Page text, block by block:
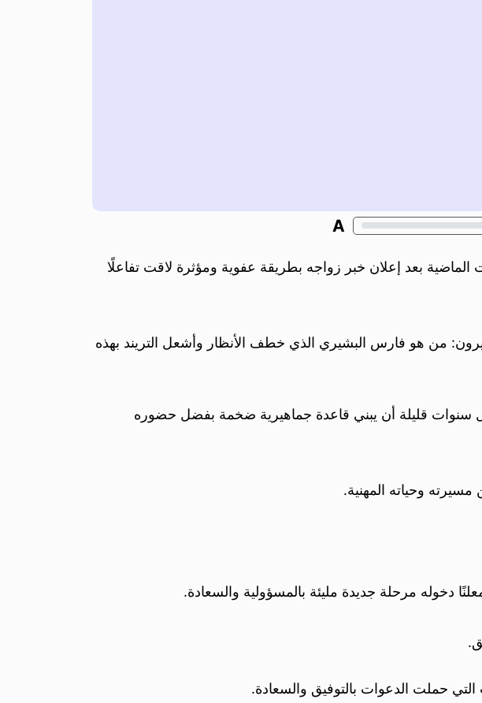
A
بعد إعلان خبر زواجه بطريقة عفوية ومؤثرة لاقت تفاعلًا
من هو فارس البشيري الذي خطف الأنظار وأشعل التريند بهذه
سنوات قليلة أن يبني قاعدة جماهيرية ضخمة بفضل حضوره
وحياته المهنية.
دخوله مرحلة جديدة مليئة بالمسؤولية والسعادة.
حملت الدعوات بالتوفيق والسعادة.